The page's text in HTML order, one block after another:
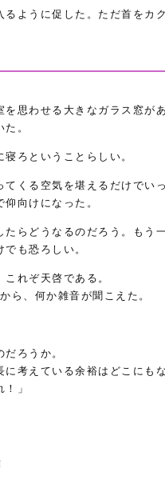
るように促した。ただ首をカ
を思わせる大きなガラス窓が
。
ろということらしい。
くる空気を堪えるだけでい
向けになった。
たらどうなるのだろう。もう
も恐ろしい。
れぞ天啓である。
ら、何か雑音が聞こえた。
ろうか。
考えている余裕はどこにも
」